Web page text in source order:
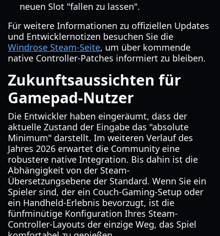
neuen Slot "fallen zu lassen".
Für weitere Informationen zu offiziellen Updates
und Entwicklernotizen besuchen Sie die
Windrose Steam-Seite, um über kommende
native Controller-Patches informiert zu bleiben.
Zukunftsaussichten für
Gamepad-Nutzer
Die Entwickler haben eingeräumt, dass der
aktuelle Zustand der Eingabe das "absolute
Minimum" darstellt. Im weiteren Verlauf des
Jahres 2026 erwartet die Community eine
robustere native Integration. Bis dahin ist die
Abhängigkeit von der Steam-
Übersetzungsebene der Standard. Wenn Sie ein
Spieler sind, der ein Couch-Gaming-Setup oder
ein Handheld-Erlebnis bevorzugt, ist die
fünfminütige Konfiguration Ihres Steam-
Controller-Layouts der einzige Weg, das Spiel